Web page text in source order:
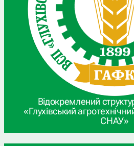
Відокремлений
«Глухівський
СНАУ»